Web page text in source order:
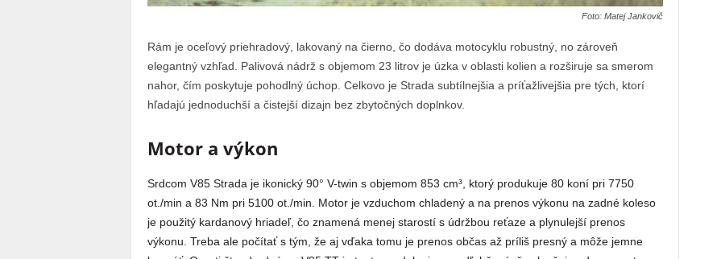
Foto: Matej Jankovič
Rám je oceľový priehradový, lakovaný na čierno, čo dodáva motocyklu robustný, no zároveň
elegantný vzhľad. Palivová nádrž s objemom 23 litrov je úzka v oblasti kolien a rozširuje sa smerom
nahor, čím poskytuje pohodlný úchop. Celkovo je Strada subtílnejšia a príťažlivejšia pre tých, ktorí
hľadajú jednoduchší a čistejší dizajn bez zbytočných doplnkov.
Motor a výkon
Srdcom V85 Strada je ikonický 90° V-twin s objemom 853 cm³, ktorý produkuje 80 koní pri 7750
ot./min a 83 Nm pri 5100 ot./min. Motor je vzduchom chladený a na prenos výkonu na zadné koleso
je použitý kardanový hriadeľ, čo znamená menej starostí s údržbou reťaze a plynulejší prenos
výkonu. Treba ale počítať s tým, že aj vďaka tomu je prenos občas až príliš presný a môže jemne